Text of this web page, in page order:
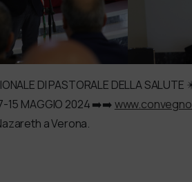
DI PASTORALE DELLA SALUTE
15 MAGGIO 2024 ➡️➡️
a Verona.